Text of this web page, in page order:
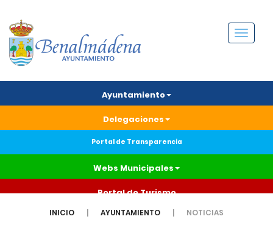
Menú
Ayuntamiento
Delegaciones
Portal de Transparencia
Webs Municipales
Portal de Turismo
INICIO AYUNTAMIENTO NOTICIAS